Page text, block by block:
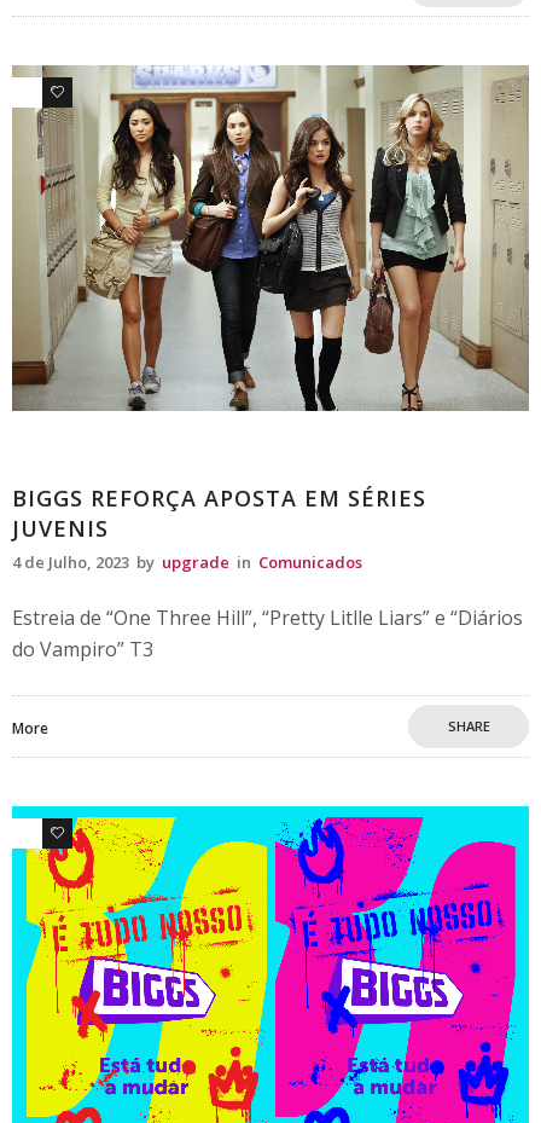
0
BIGGS REFORÇA APOSTA EM SÉRIES
JUVENIS
4 de Julho, 2023 by upgrade in Comunicados
Estreia de “One Three Hill”, “Pretty Litlle Liars” e “Diários
do Vampiro” T3
More SHARE
0